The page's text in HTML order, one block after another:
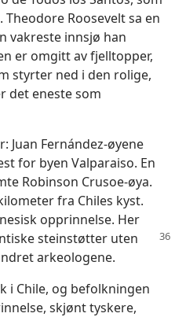
Roosevelt sa en
vakreste innsjø han
er omgitt av fjelltopper,
styrter ned i den rolige,
det eneste som
Juan Fernández-øyene
for byen Valparaiso. En
Robinson Crusoe-øya.
fra Chiles kyst.
opprinnelse. Her
steinstøtter uten
arkeologene.
i Chile, og befolkningen
skjønt tyskere,